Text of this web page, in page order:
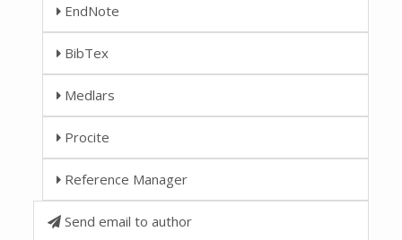
EndNote
BibTex
Medlars
Procite
Reference Manager
Send email to author